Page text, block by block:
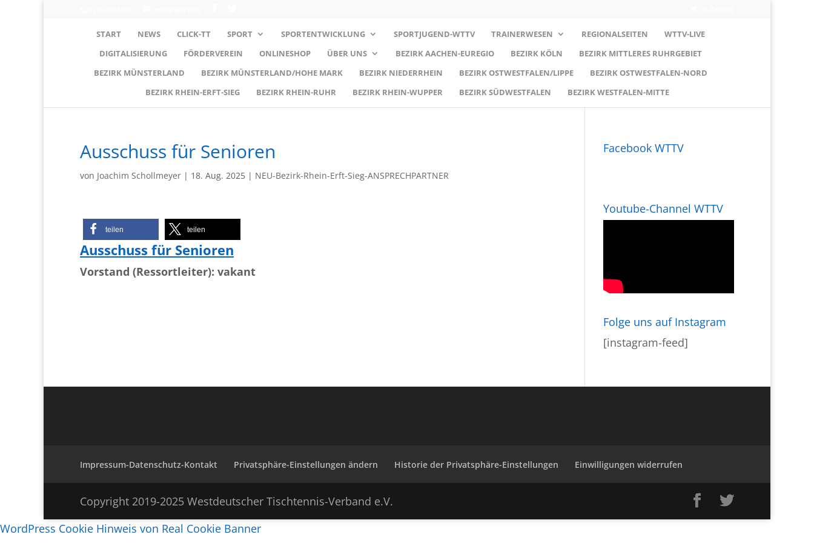
START NEWS CLICK-TT SPORT SPORTENTWICKLUNG SPORTJUGEND-WTTV TRAINERWESEN REGIONALSEITEN
WTTV-LIVE
DIGITALISIERUNG
FÖRDERVEREIN ONLINESHOP ÜBER UNS BEZIRK AACHEN-EUREGIO BEZIRK KÖLN
BEZIRK MITTLERES RUHRGEBIET
BEZIRK MÜNSTERLAND
BEZIRK MÜNSTERLAND/HOHE MARK BEZIRK NIEDERRHEIN BEZIRK OSTWESTFALEN/LIPPE
BEZIRK OSTWESTFALEN-NORD
BEZIRK RHEIN-ERFT-SIEG
BEZIRK RHEIN-RUHR BEZIRK RHEIN-WUPPER BEZIRK SÜDWESTFALEN BEZIRK WESTFALEN-MITTE
Ausschuss für Senioren
von Joachim Schollmeyer | 18. Aug. 2025 | NEU-Bezirk-Rhein-Erft-Sieg-ANSPRECHPARTNER
teilen teilen
Ausschuss für Senioren
Vorstand (Ressortleiter): vakant
Facebook WTTV
Youtube-Channel WTTV
Folge uns auf Instagram
[instagram-feed]
Impressum-Datenschutz-Kontakt Privatsphäre-Einstellungen ändern Historie der Privatsphäre-Einstellungen Einwilligungen widerrufen
Copyright 2019-2025 Westdeutscher Tischtennis-Verband e.V.
WordPress Cookie Hinweis von Real Cookie Banner